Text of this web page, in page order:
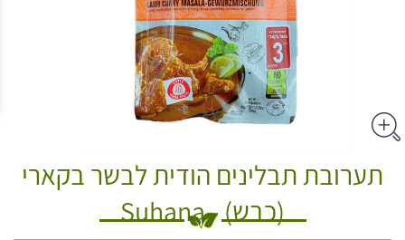
תערובת תבלינים הודית לבשר בקארי
(כבש) - Suhana